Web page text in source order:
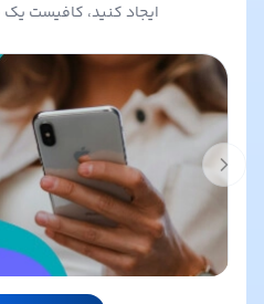
ایجاد کنید، کافیست یک
Previous slide